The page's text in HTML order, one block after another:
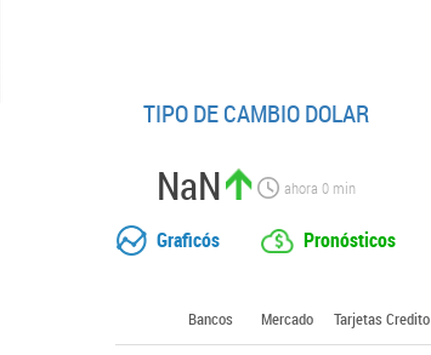
TIPO DE CAMBIO DOLAR
NaN ahora0 min
Graficós Pronósticos
Bancos Mercado Tarjetas Credito